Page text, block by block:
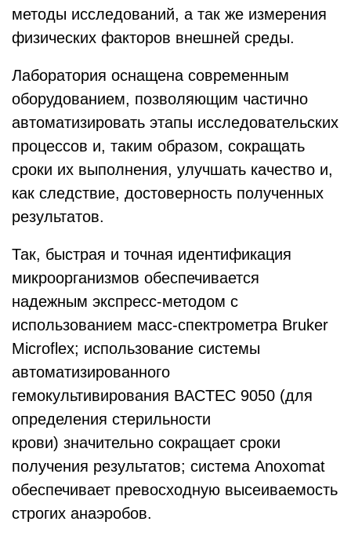
методы исследований, а так же измерения
физических факторов внешней среды.
Лаборатория оснащена современным
оборудованием, позволяющим частично
автоматизировать этапы исследовательских
процессов и, таким образом, сокращать
сроки их выполнения, улучшать качество и,
как следствие, достоверность полученных
результатов.
Так, быстрая и точная идентификация
микроорганизмов обеспечивается
надежным экспресс-методом с
использованием масс-спектрометра Bruker
Microflex; использование системы
автоматизированного
гемокультивирования BACTEC 9050 (для
определения стерильности
крови) значительно сокращает сроки
получения результатов; система Anoxomat
обеспечивает превосходную высеиваемость
строгих анаэробов.